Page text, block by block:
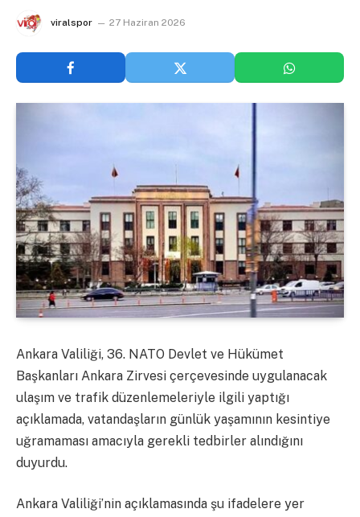
viralspor 27 Haziran 2026
Ankara Valiliği, 36. NATO Devlet ve Hükümet
Başkanları Ankara Zirvesi çerçevesinde uygulanacak
ulaşım ve trafik düzenlemeleriyle ilgili yaptığı
açıklamada, vatandaşların günlük yaşamının kesintiye
uğramaması amacıyla gerekli tedbirler alındığını
duyurdu.
Ankara Valiliği’nin açıklamasında şu ifadelere yer